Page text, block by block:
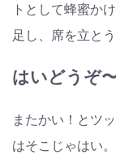
トとして蜂蜜か
足し、席を立とう
はいどうぞ〜
またかい！とツ
はそこじゃはい。